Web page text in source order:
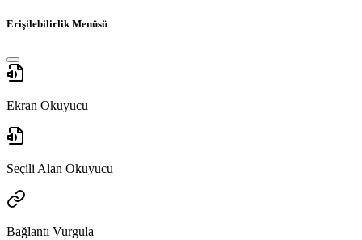
Erişilebilirlik Menüsü
Ekran Okuyucu
Seçili Alan Okuyucu
Bağlantı Vurgula